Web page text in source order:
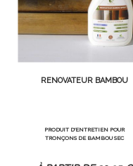
RÉNOVATEUR BAMBOU
PRODUIT D'ENTRETIEN POUR
TRONÇONS DE BAMBOU SEC